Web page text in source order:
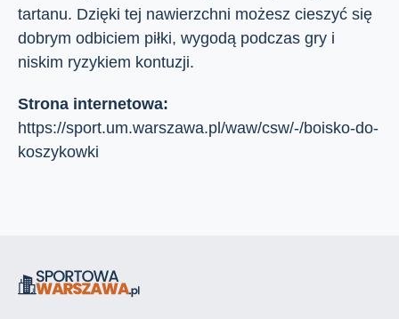
tartanu. Dzięki tej nawierzchni możesz cieszyć się
dobrym odbiciem piłki, wygodą podczas gry i
niskim ryzykiem kontuzji.
Strona internetowa:
https://sport.um.warszawa.pl/waw/csw/-/boisko-do-
koszykowki